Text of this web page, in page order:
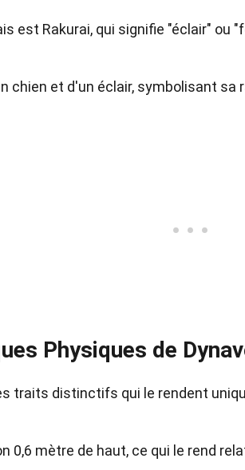
est Rakurai, qui signifie "éclair" ou
chien et d'un éclair, symbolisant sa
Physiques de
traits distinctifs qui le rendent
0,6 mètre de haut, ce qui le rend